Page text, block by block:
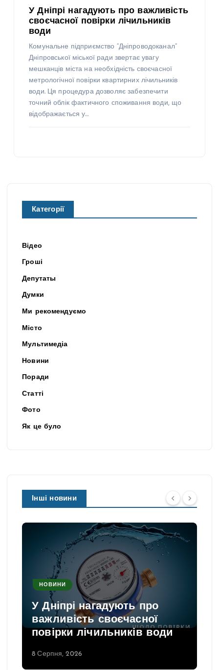
У Дніпрі нагадують про важливість
своєчасної повірки лічильників
води
Комунальне підприємство “Дніпроводоканал”
Дніпровської міської ради звертає увагу
мешканців міста на необхідність своєчасної
метрологічної повірки квартирних лічильників
води. Ця процедура дозволяє забезпечити
точний облік фактичного споживання води, що
відображається у…
Категорії
Відео
Гроші
Депутаты
Думки
Ми рекомендуємо
Місто
Мультимедіа
Новини
Поради
Статті
Фото
Як це було
Інші новини
НОВИНИ
У Дніпрі нагадують про
важливість своєчасної
повірки лічильників води
8 Серпня, 2026